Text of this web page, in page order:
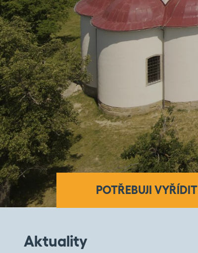
POTŘEBUJI VYŘÍDIT
Aktuality